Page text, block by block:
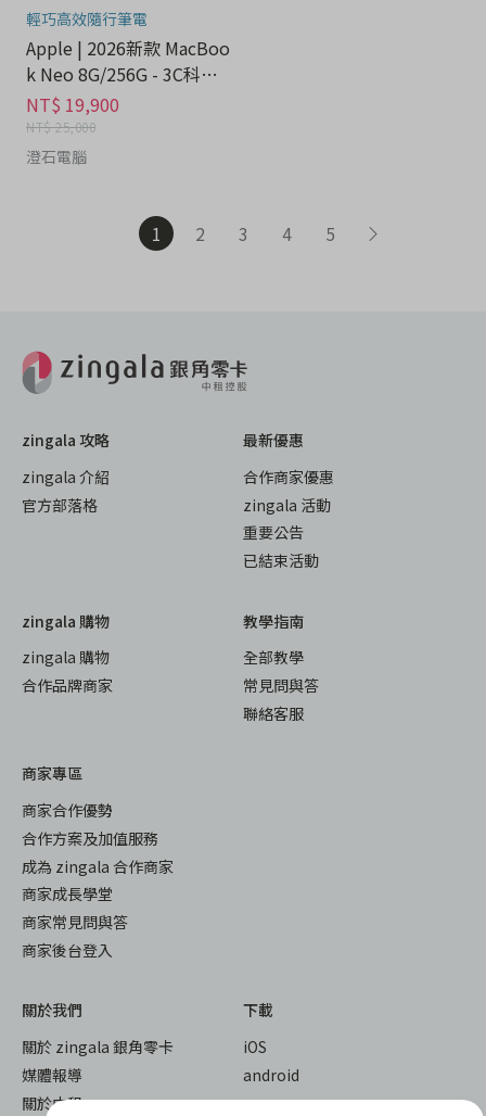
輕巧高效隨行筆電
Apple | 2026新款 MacBoo
k Neo 8G/256G - 3C科技
分期
NT$ 19,900
NT$ 25,000
澄石電腦
1 2 3 4 5
zingala 攻略
zingala 介紹
官方部落格
最新優惠
合作商家優惠
zingala 活動
重要公告
已結束活動
zingala 購物
zingala 購物
合作品牌商家
教學指南
全部教學
常見問與答
聯絡客服
商家專區
商家合作優勢
合作方案及加值服務
成為 zingala 合作商家
商家成長學堂
商家常見問與答
商家後台登入
關於我們
關於 zingala 銀角零卡
媒體報導
關於中租
下載
iOS
android